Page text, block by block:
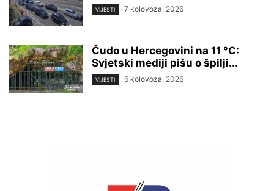
VIJESTI 7 kolovoza, 2026
Čudo u Hercegovini na 11 °C:
Svjetski mediji pišu o špilji...
VIJESTI 6 kolovoza, 2026